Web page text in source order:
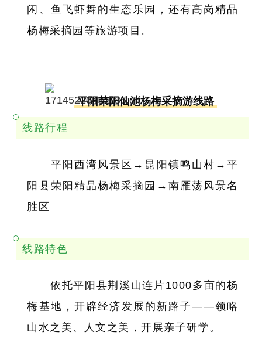
闲、鱼飞虾舞的生态乐园，还有高岗精品
杨梅采摘园等旅游项目。
平阳荣阳仙池杨梅采摘游线路
线路行程
平阳西湾风景区→昆阳镇鸣山村→平
阳县荣阳精品杨梅采摘园→南雁荡风景名
胜区
线路特色
依托平阳县荆溪山连片1000多亩的杨
梅基地，开辟经济发展的新路子——领略
山水之美、人文之美，开展亲子研学。